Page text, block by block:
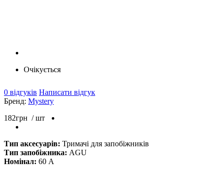
Очікується
0 відгуків Написати відгук
Бренд: Mystery
182грн / шт
Тип аксесуарів: Тримачі для запобіжників
Тип запобіжника: AGU
Номінал: 60 А